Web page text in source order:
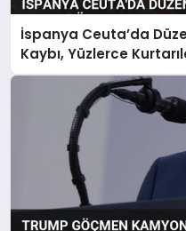
İspanya Ceuta’da
Kaybı, Yüzlerce